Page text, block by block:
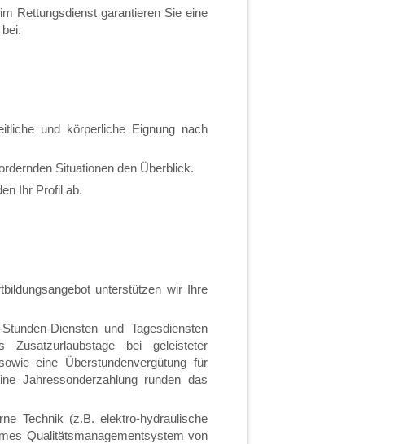
Rettungsdienst garantieren Sie eine
und körperliche Eignung nach
Situationen den Überblick.
Ihr Profil ab.
unterstützen wir Ihre
Diensten und Tagesdiensten
Zusatzurlaubstage bei geleisteter
eine Überstundenvergütung für
Jahressonderzahlung runden das
Technik (z.B. elektro-hydraulische
Qualitätsmanagementsystem von